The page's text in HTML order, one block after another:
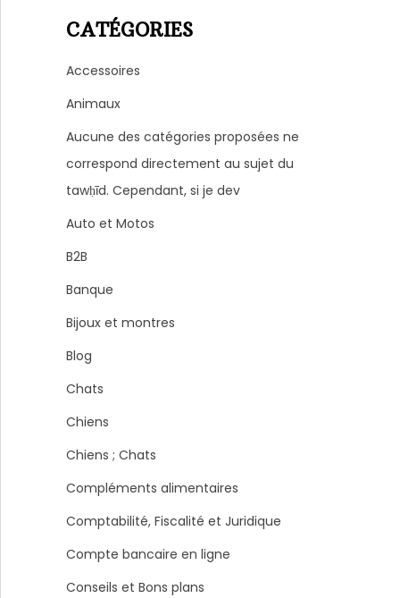
CATÉGORIES
Accessoires
Animaux
Aucune des catégories proposées ne
correspond directement au sujet du
tawḥīd. Cependant, si je dev
Auto et Motos
B2B
Banque
Bijoux et montres
Blog
Chats
Chiens
Chiens ; Chats
Compléments alimentaires
Comptabilité, Fiscalité et Juridique
Compte bancaire en ligne
Conseils et Bons plans